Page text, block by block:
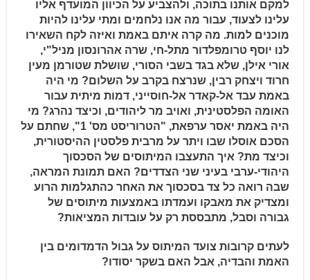
למקם אותנו בתוכה, ולהצביע על הכיוון המועדף אליו
עלינו לצעוד, עבור מה אנו נלחמים ומתי עלינו להיות
מוכנים למות. מה קרה איתם באמת ואיזה לקח השאירו
לנו יוסף טרומפלדור מתל-חי, שרה אהרונסון מניל"י,
אורי אילן, שלא בגד בשבי הסורי, שושלת שטורמן מעין
חרוד ויצחק רבין, שנרצח בקרב על השלום? מי היה
באמת עבד אל-קאדר אל-חוסייני, דמות מיתית עבור
האומה הפלסטינית, ואויב מר ליהודים, וכיצד נהרג? מי
היה באמת יאסר ערפאת, "הטרוריסט מס' 1", שחתם על
הסכם אוסלו שבו ויתר על מרבית פלסטין ההיסטורית,
וכיצד מת? איך התעצבו המיתוסים של הסכסוך
היהודי-ערבי בעיני שני הצדדים? האם תמונת המראה,
שבה רואה כל צד בסכסוך את האחר כהתגלמות הרוע
ומצדיק את מאבקו ועמדתו באמצעות מיתוסים של
גבורה וסבל, מתבססת רק על עובדות המציאות?
לעתים קרובות צועד המיתוס על גבול הדמדומים בין
האמת והבדיה, אבל האם בשקר יסודו?